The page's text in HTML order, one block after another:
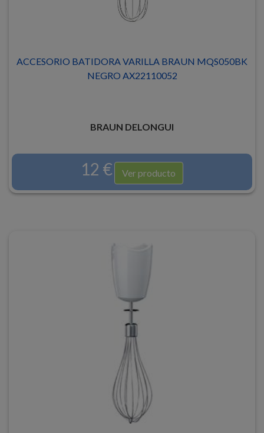
ACCESORIO BATIDORA VARILLA BRAUN MQS050BK
NEGRO AX22110052
BRAUN DELONGUI
12 € Ver producto